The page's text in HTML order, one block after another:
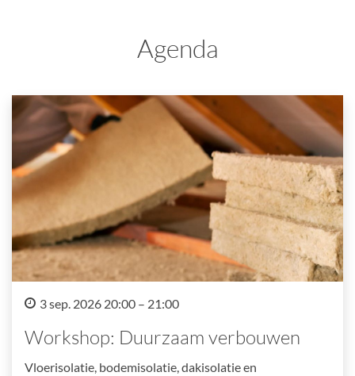
Agenda
3 sep. 2026 20:00 – 21:00
Workshop: Duurzaam verbouwen
Vloerisolatie, bodemisolatie, dakisolatie en